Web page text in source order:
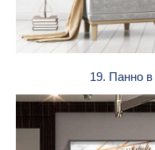
19. Панно